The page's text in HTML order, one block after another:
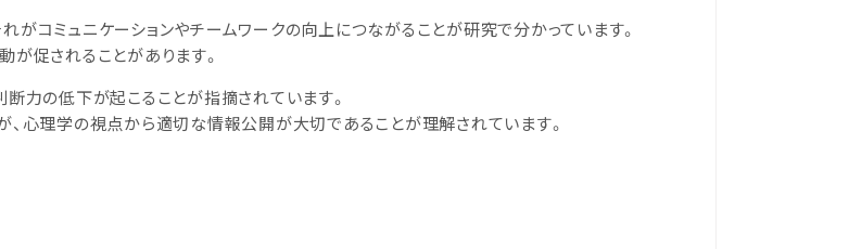
コミュニケーションやチームワークの向上につながることが研究で分かっています。
が促されることがあります。
力の低下が起こることが指摘されています。
、心理学の視点から適切な情報公開が大切であることが理解されています。